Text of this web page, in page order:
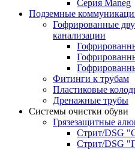
Серия Maneg
Подземные
Гофрированные
канализации
Фитинги к трубам
Пластиковые
Дренажные трубы
Системы очистки обуви
Грязезащитные
Стрит/DSG
Стрит/DSG